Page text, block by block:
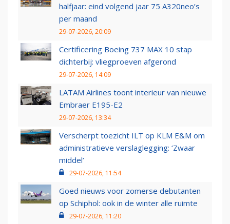
halfjaar: eind volgend jaar 75 A320neo’s
per maand
29-07-2026, 20:09
Certificering Boeing 737 MAX 10 stap
dichterbij: vliegproeven afgerond
29-07-2026, 14:09
LATAM Airlines toont interieur van nieuwe
Embraer E195-E2
29-07-2026, 13:34
Verscherpt toezicht ILT op KLM E&M om
administratieve verslaglegging: ‘Zwaar
middel’
29-07-2026, 11:54
Goed nieuws voor zomerse debutanten
op Schiphol: ook in de winter alle ruimte
29-07-2026, 11:20